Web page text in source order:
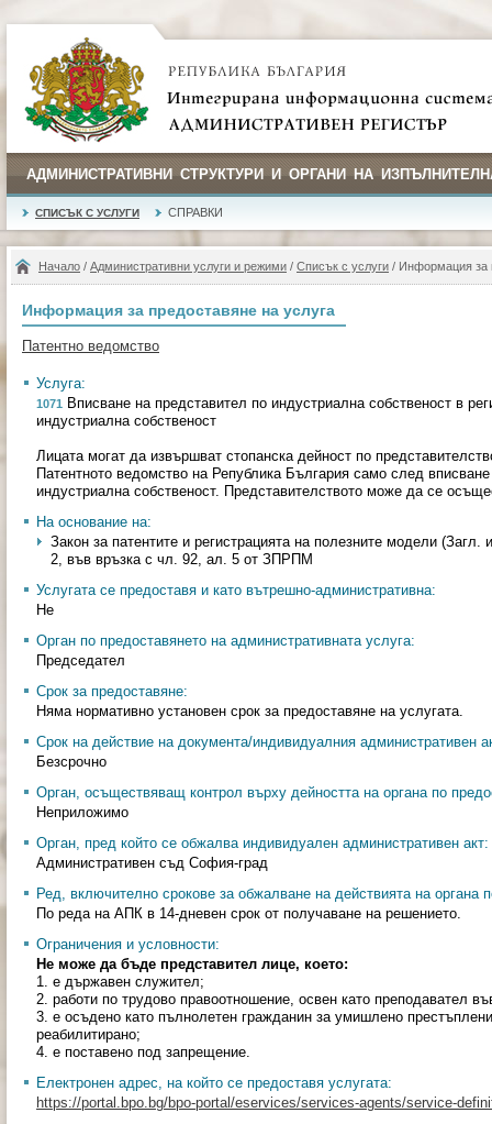
АДМИНИСТРАТИВНИ СТРУКТУРИ И ОРГАНИ НА
СПИСЪК С УСЛУГИ СПРАВКИ
Начало / Административни услуги и режими / Списък с услуги / Информация за
Информация за предоставяне на услуга
Патентно ведомство
Услуга:
1071 Вписване на представител по индустриална собственост в
индустриална собственост
Лицата могат да извършват стопанска дейност по
Патентното ведомство на Република България само след
индустриална собственост. Представителството може да се
На основание на:
Закон за патентите и регистрацията на полезните модели
2, във връзка с чл. 92, ал. 5 от ЗПРПМ
Услугата се предоставя и като вътрешно-административна:
Не
Орган по предоставянето на административната услуга:
Председател
Срок за предоставяне:
Няма нормативно установен срок за предоставяне на услугата.
Срок на действие на документа/индивидуалния административен
Безсрочно
Орган, осъществяващ контрол върху дейността на органа по
Неприложимо
Орган, пред който се обжалва индивидуален административен акт:
Административен съд София-град
Ред, включително срокове за обжалване на действията на органа
По реда на АПК в 14-дневен срок от получаване на решението.
Ограничения и условности:
Не може да бъде представител лице, което:
1. е държавен служител;
2. работи по трудово правоотношение, освен като преподавател
3. е осъдено като пълнолетен гражданин за умишлено
реабилитирано;
4. е поставено под запрещение.
Електронен адрес, на който се предоставя услугата:
https://portal.bpo.bg/bpo-portal/eservices/services-agents/service-